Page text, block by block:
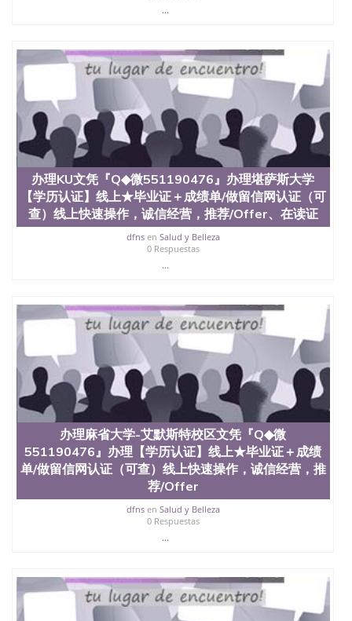
...
办理KU文凭『Q◆微551190476』办理堪萨斯大学
【学历认证】线上★毕业证＋成绩单/做留信网认证（可
查）线上快速操作，诚信经营，推荐/Offer、在读证
dfnsen Salud y Belleza
0 Respuestas
...
办理麻省大学-艾默斯特校区文凭『Q◆微
551190476』办理【学历认证】线上★毕业证＋成绩
单/做留信网认证（可查）线上快速操作，诚信经营，推
荐/Offer
dfnsen Salud y Belleza
0 Respuestas
...